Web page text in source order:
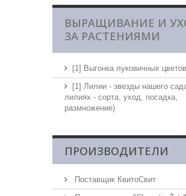
ВЫРАЩИВАНИЕ И
ЗА РАСТЕНИЯМИ
[1] Выгонка луковичных цветов
[1] Лилии - звезды нашего
лилиях - сорта, уход, посадка,
размножение)
ПРОИЗВОДИТЕЛИ
Поставщик КвитоСвит